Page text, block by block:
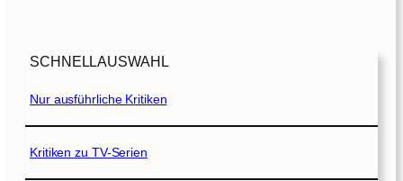
9
d
[
2
0
SCHNELLAUSWAHL
Nur ausführliche Kritiken
Kritiken zu TV-Serien